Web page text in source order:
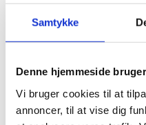
Samtykke
Denne hjemmeside
Vi bruger cookies til at
annoncer, til at vise dig
Institutionernes
Institutionernes
at få videreført hele
Det er især den enkelte
udvikling fra